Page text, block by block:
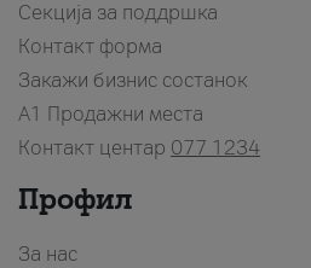
Секција за поддршка
Контакт форма
Закажи бизнис состанок
A1 Продажни места
Контакт центар 077 1234
Профил
За нас